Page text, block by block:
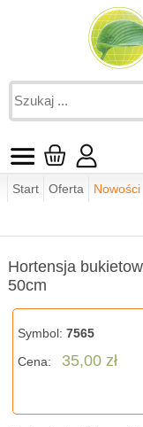
Start Oferta Nowości
Hortensja bukietowa
Hortensja
50cm
Symbol: 7565
Cena:
35,00 zł